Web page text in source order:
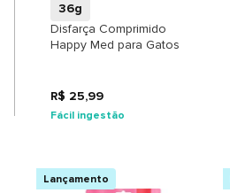
36g
Disfarça Comprimido
Happy Med para Gatos
R$ 25,99
Fácil ingestão
Lançamento